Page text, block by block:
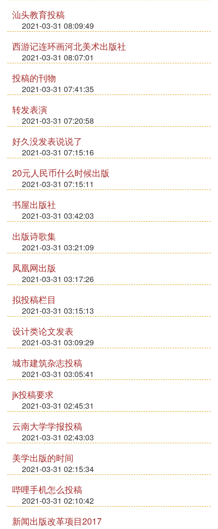
汕头教育投稿
2021-03-31 08:09:49
西游记连环画河北美术出版社
2021-03-31 08:07:01
投稿的刊物
2021-03-31 07:41:35
转发表演
2021-03-31 07:20:58
好久没发表说说了
2021-03-31 07:15:16
20元人民币什么时候出版
2021-03-31 07:15:11
书屋出版社
2021-03-31 03:42:03
出版诗歌集
2021-03-31 03:21:09
凤凰网出版
2021-03-31 03:17:26
拟投稿栏目
2021-03-31 03:15:13
设计类论文发表
2021-03-31 03:09:29
城市建筑杂志投稿
2021-03-31 03:05:41
jk投稿要求
2021-03-31 02:45:31
云南大学学报投稿
2021-03-31 02:43:03
美学出版的时间
2021-03-31 02:15:34
哔哩手机怎么投稿
2021-03-31 02:10:42
新闻出版改革项目2017